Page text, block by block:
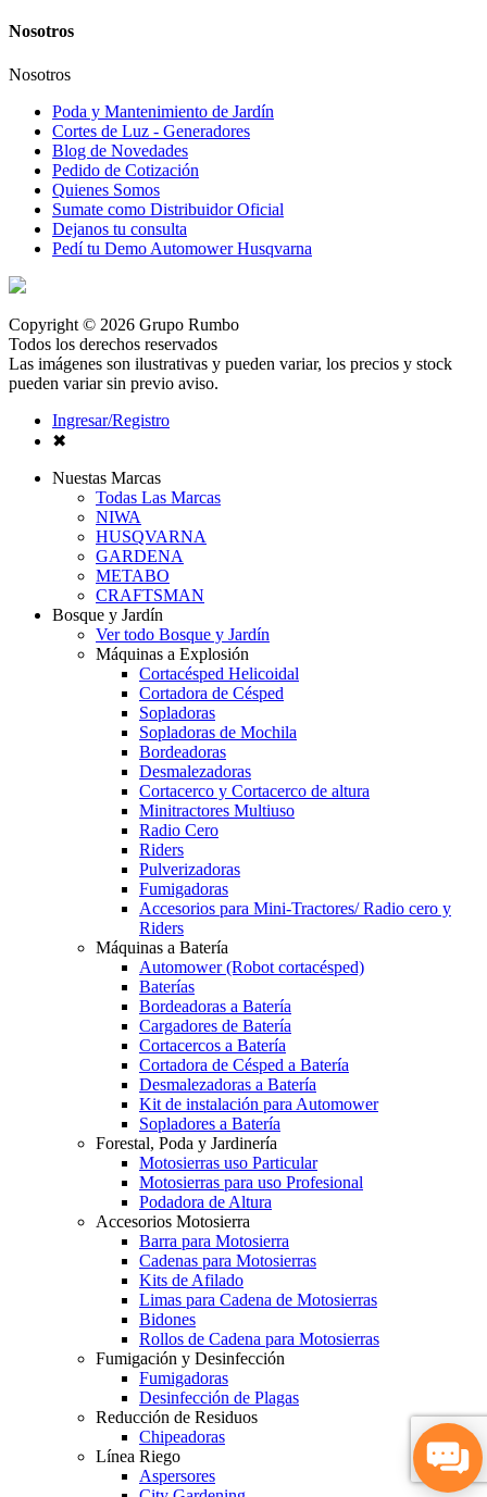
Nosotros
Nosotros
Poda y Mantenimiento de Jardín
Cortes de Luz - Generadores
Blog de Novedades
Pedido de Cotización
Quienes Somos
Sumate como Distribuidor Oficial
Dejanos tu consulta
Pedí tu Demo Automower Husqvarna
Copyright © 2026 Grupo Rumbo
Todos los derechos reservados
Las imágenes son ilustrativas y pueden variar, los precios y stock
pueden variar sin previo aviso.
Ingresar/Registro
✖
Nuestas Marcas
Todas Las Marcas
NIWA
HUSQVARNA
GARDENA
METABO
CRAFTSMAN
Bosque y Jardín
Ver todo Bosque y Jardín
Máquinas a Explosión
Cortacésped Helicoidal
Cortadora de Césped
Sopladoras
Sopladoras de Mochila
Bordeadoras
Desmalezadoras
Cortacerco y Cortacerco de altura
Minitractores Multiuso
Radio Cero
Riders
Pulverizadoras
Fumigadoras
Accesorios para Mini-Tractores/ Radio cero y
Riders
Máquinas a Batería
Automower (Robot cortacésped)
Baterías
Bordeadoras a Batería
Cargadores de Batería
Cortacercos a Batería
Cortadora de Césped a Batería
Desmalezadoras a Batería
Kit de instalación para Automower
Sopladores a Batería
Forestal, Poda y Jardinería
Motosierras uso Particular
Motosierras para uso Profesional
Podadora de Altura
Accesorios Motosierra
Barra para Motosierra
Cadenas para Motosierras
Kits de Afilado
Limas para Cadena de Motosierras
Bidones
Rollos de Cadena para Motosierras
Fumigación y Desinfección
Fumigadoras
Desinfección de Plagas
Reducción de Residuos
Chipeadoras
Línea Riego
Aspersores